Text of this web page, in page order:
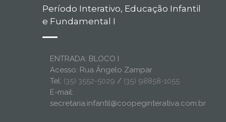
Período Interativo, Educação Infantil
e Fundamental I
ENTRADA: BLOCO I
Acesso: Rua Ângelo Zampar
Tel: (35) 3552-5029 / (35) 98858-1055
E-mail:
secretaria.infantil@coopeginterativa.com.br